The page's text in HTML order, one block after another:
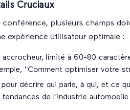
Cruciaux
conférence, plusieurs champs
expérience utilisateur optimale :
limité à 60-80
"Comment optimiser votre
décrire qui parle, à qui, et ce
tendances de l'industrie